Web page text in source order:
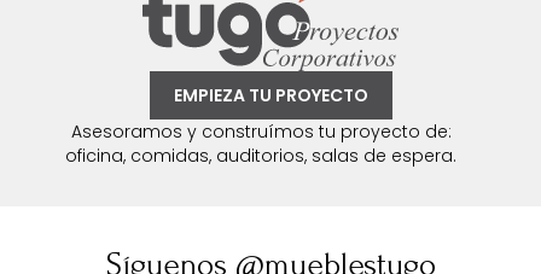
EMPIEZA TU PROYECTO
Asesoramos y construímos tu proyecto de:
oficina, comidas, auditorios, salas de espera.
Síguenos @mueblestugo